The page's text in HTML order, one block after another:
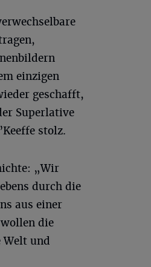
einzigen
geschafft,
Superlative
stolz.
„Wir
durch die
aus einer
die
Welt und